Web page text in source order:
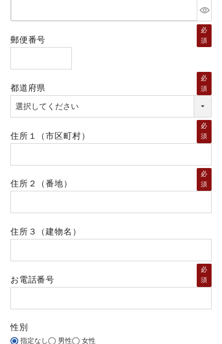
郵便番号
必
須
都道府県
必
須
住所１（市区町村）
必
須
住所２（番地）
必
須
住所３（建物名）
お電話番号
必
須
性別
指定なし 男性 女性